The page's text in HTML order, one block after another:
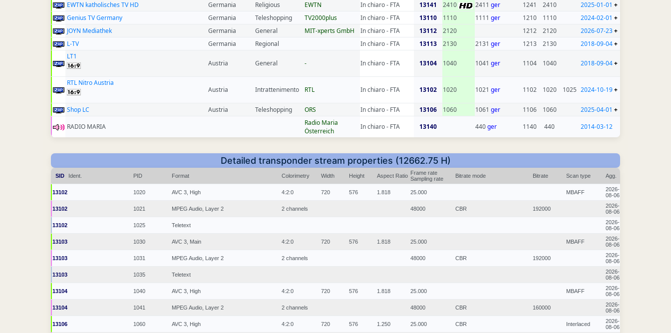
EWTN katholisches TV HD Germania Religious EWTN In chiaro - FTA 13141 2410 2411 ger 1241 2410 2025-01-01 +
Genius TV Germany
Germania Teleshopping TV2000plus In chiaro - FTA 13110 1110 1111 ger 1210 1110 2024-02-01 +
JOYN Mediathek
Germania General MIT-xperts GmbH In chiaro - FTA 13112 2120 1212 2120 2026-07-23+
L-TV
Germania Regional In chiaro - FTA 13113 2130 2131 ger 1213 2130 2018-09-04+
LT1
Austria
General - In chiaro - FTA 13104 1040 1041 ger 1104 1040 2018-09-04+
RTL Nitro Austria
Austria
Intrattenimento RTL In chiaro - FTA 13102 1020 1021 ger 1102 1020 1025 2024-10-19+
Shop LC Austria Teleshopping ORS In chiaro - FTA 13106 1060 1061 ger 1106 1060 2025-04-01 +
RADIO MARIA
Radio Maria
Österreich
In chiaro - FTA 13140 440ger 1140 440 2014-03-12
Detailed transponder stream properties (12662.75 H)
SID Ident. PID Format Colorimetry Width Height Aspect Ratio Frame rate
Sampling rate
Bitrate mode Bitrate Scan type Agg.
13102 1020 AVC 3, High 4:2:0 720 576 1.818 25.000 MBAFF
2026-
08-06
13102 1021 MPEG Audio, Layer 2 2 channels 48000 CBR 192000
2026-
08-06
13102 1025 Teletext
2026-
08-06
13103 1030 AVC 3, Main 4:2:0 720 576 1.818 25.000 MBAFF
2026-
08-06
13103 1031 MPEG Audio, Layer 2 2 channels 48000 CBR 192000
2026-
08-06
13103 1035 Teletext
2026-
08-06
13104 1040 AVC 3, High 4:2:0 720 576 1.818 25.000 MBAFF
2026-
08-06
13104 1041 MPEG Audio, Layer 2 2 channels 48000 CBR 160000
2026-
08-06
13106 1060 AVC 3, High 4:2:0 720 576 1.250 25.000 CBR Interlaced
2026-
08-06